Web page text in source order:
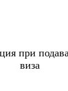
при
виза